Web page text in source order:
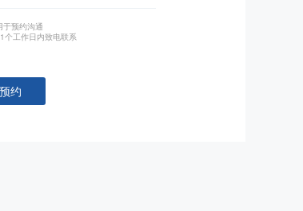
于预约沟通
个工作日内致电联系
约